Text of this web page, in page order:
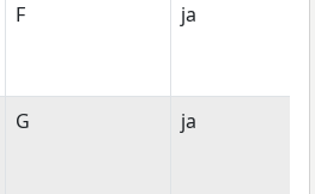
F ja
G ja